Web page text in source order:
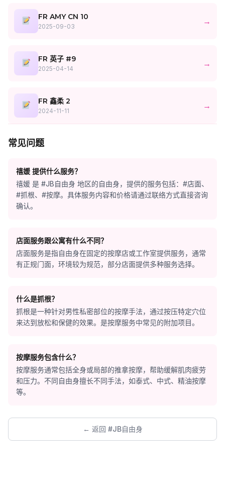
FR AMY CN 10
2025-09-03
→
FR 英子 #9
2025-04-14
→
FR 鑫柔 2
2024-11-11
→
常见问题
禧媛 提供什么服务？
禧媛 是 #JB自由身 地区的自由身，提供的服务包括：#店面、
#抓根、#按摩。具体服务内容和价格请通过联络方式直接咨询
确认。
店面服务跟公寓有什么不同？
店面服务是指自由身在固定的按摩店或工作室提供服务，通常
有正规门面，环境较为规范，部分店面提供多种服务选择。
什么是抓根？
抓根是一种针对男性私密部位的按摩手法，通过按压特定穴位
来达到放松和保健的效果。是按摩服务中常见的附加项目。
按摩服务包含什么？
按摩服务通常包括全身或局部的推拿按摩，帮助缓解肌肉疲劳
和压力。不同自由身擅长不同手法，如泰式、中式、精油按摩
等。
← 返回 #JB自由身